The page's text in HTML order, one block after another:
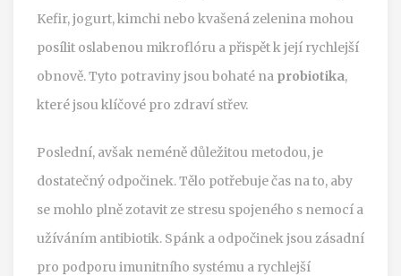
Kefir, jogurt, kimchi nebo kvašená zelenina mohou
posílit oslabenou mikroflóru a přispět k její rychlejší
obnově. Tyto potraviny jsou bohaté na probiotika,
které jsou klíčové pro zdraví střev.
Poslední, avšak neméně důležitou metodou, je
dostatečný odpočinek. Tělo potřebuje čas na to, aby
se mohlo plně zotavit ze stresu spojeného s nemocí a
užíváním antibiotik. Spánk a odpočinek jsou zásadní
pro podporu imunitního systému a rychlejší